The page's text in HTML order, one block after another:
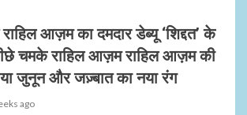
राहिल आज़म का दमदार डेब्यू ‘शिद्दत’ के
चमके राहिल आज़म राहिल आज़म की
जुनून और जज़्बात का नया रंग
ago